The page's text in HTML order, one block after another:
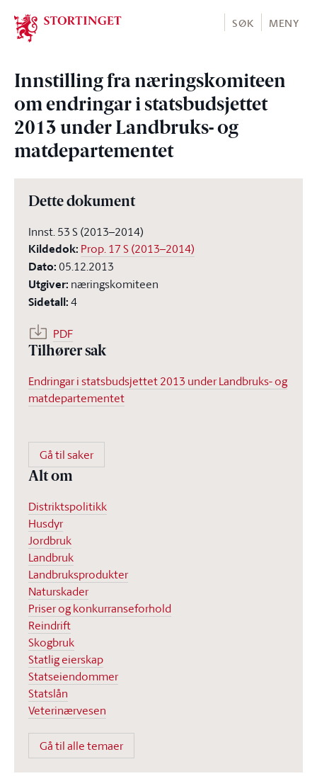
Stortinget.no
SØK MENY
Innstilling fra næringskomiteen
om endringar i statsbudsjettet
2013 under Landbruks- og
matdepartementet
Dette dokument
Innst. 53 S (2013–2014)
Kildedok: Prop. 17 S (2013–2014)
Dato:05.12.2013
Utgiver: næringskomiteen
Sidetall:4
PDF
Tilhører sak
Endringar i statsbudsjettet 2013 under Landbruks- og
matdepartementet
Gå til saker
Alt om
Distriktspolitikk
Husdyr
Jordbruk
Landbruk
Landbruksprodukter
Naturskader
Priser og konkurranseforhold
Reindrift
Skogbruk
Statlig eierskap
Statseiendommer
Statslån
Veterinærvesen
Gå til alle temaer